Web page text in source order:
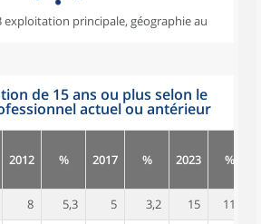
exploitation principale, géographie au
de 15 ans ou plus selon le
actuel ou antérieur
2012 % 2017 % 2023 %
8 5,3 5 3,2 15
11,5